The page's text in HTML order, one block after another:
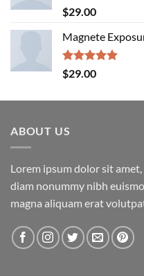
Rated5.00
out of 5
$29.00
Magnete
Rated5.00
out of 5
$29.00
ABOUT US
Lorem ipsum dolor sit
diam nonummy nibh
magna aliquam erat